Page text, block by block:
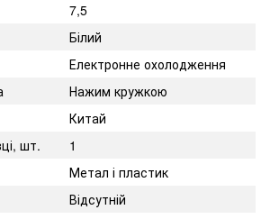
7,5
Білий
Електронне охолодження
Нажим кружкою
Китай
шт.
1
Метал і пластик
Відсутній